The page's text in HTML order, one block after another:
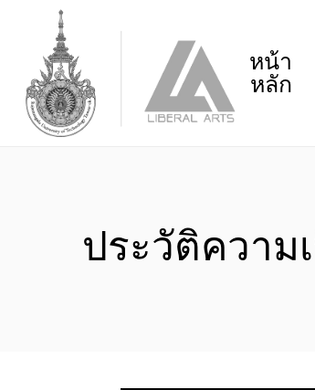
content
หน้า
หลัก
ประวัติความ